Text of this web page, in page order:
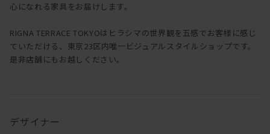
心になれる家具をお届けします。
RIGNA TERRACE TOKYOはヒラシマの世界観を五感でお客様に感じ
ていただける、東京23区内唯一ビジュアルスタイルショップです。
是非店舗にもお越しください。
デザイナー